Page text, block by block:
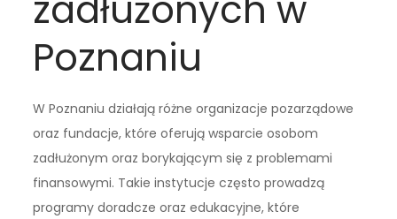
Poznaniu
W Poznaniu działają różne organizacje pozarządowe
oraz fundacje, które oferują wsparcie osobom
zadłużonym oraz borykającym się z problemami
finansowymi. Takie instytucje często prowadzą
programy doradcze oraz edukacyjne, które